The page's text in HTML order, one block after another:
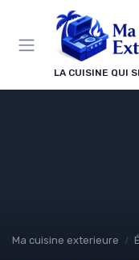
LA CUISINE QUI
Ma cuisine exterieure
Panneau de gestion